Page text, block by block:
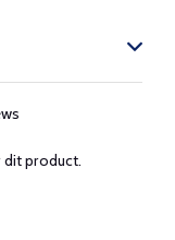
dit product.